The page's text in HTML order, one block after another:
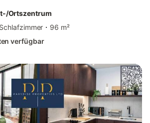
Ortszentrum
96 m²
verfügbar